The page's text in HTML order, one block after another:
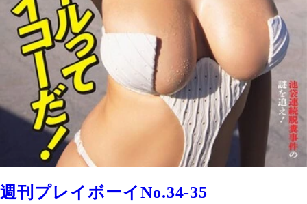
週刊プレイボーイNo.34-35